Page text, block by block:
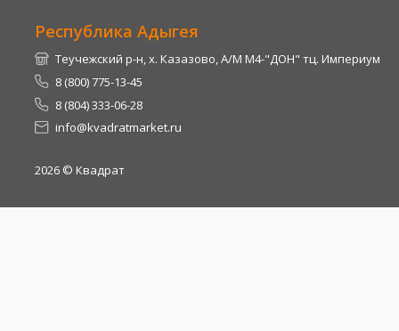
Республика Адыгея
Теучежский р-н, х. Казазово, А/М М4-"ДОН" тц. Империум
8 (800) 775-13-45
8 (804) 333-06-28
info@kvadratmarket.ru
2026 © Квадрат